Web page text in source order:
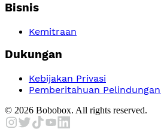
Bisnis
Kemitraan
Dukungan
Kebijakan Privasi
Pemberitahuan
© 2026 Bobobox. All rights reserved.